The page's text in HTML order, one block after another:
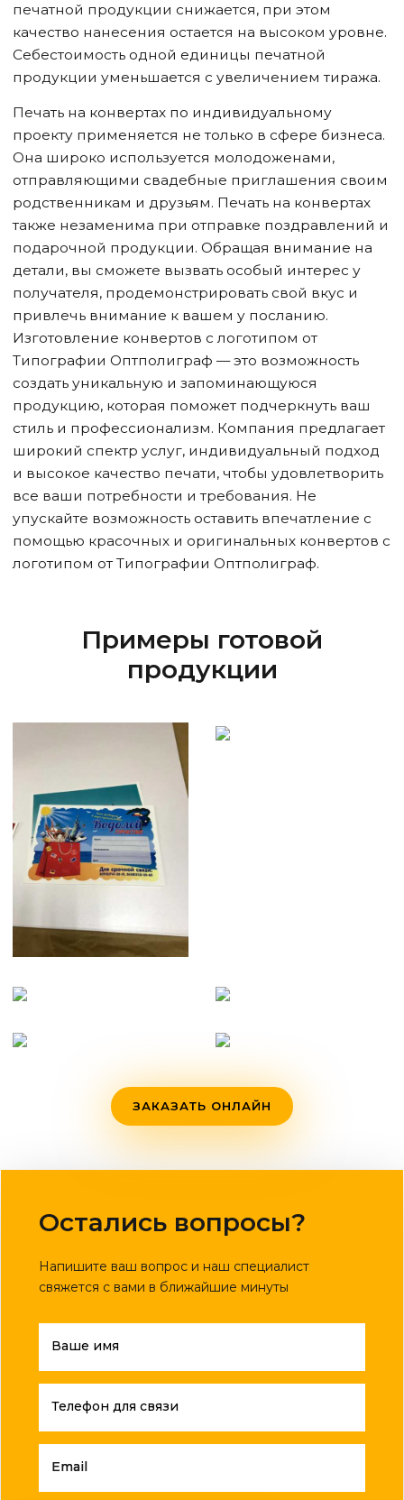
печатной продукции снижается, при этом
качество нанесения остается на высоком уровне.
Себестоимость одной единицы печатной
продукции уменьшается с увеличением тиража.
Печать на конвертах по индивидуальному
проекту применяется не только в сфере бизнеса.
Она широко используется молодоженами,
отправляющими свадебные приглашения своим
родственникам и друзьям. Печать на конвертах
также незаменима при отправке поздравлений и
подарочной продукции. Обращая внимание на
детали, вы сможете вызвать особый интерес у
получателя, продемонстрировать свой вкус и
привлечь внимание к вашем у посланию.
Изготовление конвертов с логотипом от
Типографии Оптполиграф — это возможность
создать уникальную и запоминающуюся
продукцию, которая поможет подчеркнуть ваш
стиль и профессионализм. Компания предлагает
широкий спектр услуг, индивидуальный подход
и высокое качество печати, чтобы удовлетворить
все ваши потребности и требования. Не
упускайте возможность оставить впечатление с
помощью красочных и оригинальных конвертов с
логотипом от Типографии Оптполиграф.
Примеры готовой
продукции
ЗАКАЗАТЬ ОНЛАЙН
Остались вопросы?
Напишите ваш вопрос и наш специалист
свяжется с вами в ближайшие минуты
Ваше имя
Телефон для связи
Email